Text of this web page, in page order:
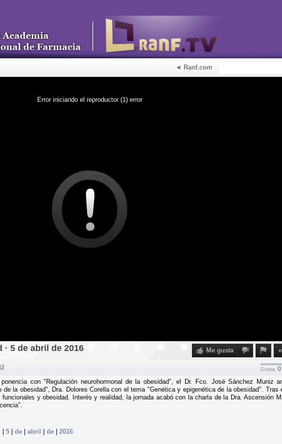
◄ Ranf.com
Error iniciando el reproductor (1) error
Me gusta
5 de abril de 2016
Gusta: 0
con "Regulación neurohormonal de la obesidad", el Dr. Fco. José Sánchez Muniz
la obesidad", Dra. Dolores Corella con el tema "Genética y epigenética de la obesidad". Tras
y obesidad. Interés y realidad, la jornada acabó con la charla de la Dra. Ascensión
5 de abril de 2016